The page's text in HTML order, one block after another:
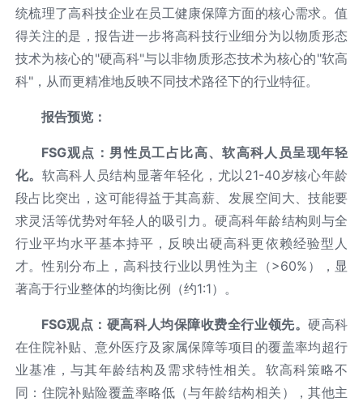
统梳理了高科技企业在员工健康保障方面的核心需求。值
得关注的是，报告进一步将高科技行业细分为以物质形态
技术为核心的"硬高科"与以非物质形态技术为核心的"软高
科"，从而更精准地反映不同技术路径下的行业特征。
报告预览：
FSG观点：男性员工占比高、软高科人员呈现年轻
化。 软高科人员结构显著年轻化，尤以21-40岁核心年龄
段占比突出，这可能得益于其高薪、发展空间大、技能要
求灵活等优势对年轻人的吸引力。硬高科年龄结构则与全
行业平均水平基本持平，反映出硬高科更依赖经验型人
才。性别分布上，高科技行业以男性为主（>60%），显
著高于行业整体的均衡比例（约1:1）。
FSG观点：硬高科人均保障收费全行业领先。硬高科
在住院补贴、意外医疗及家属保障等项目的覆盖率均超行
业基准，与其年龄结构及需求特性相关。软高科策略不
同：住院补贴险覆盖率略低（与年龄结构相关），其他主